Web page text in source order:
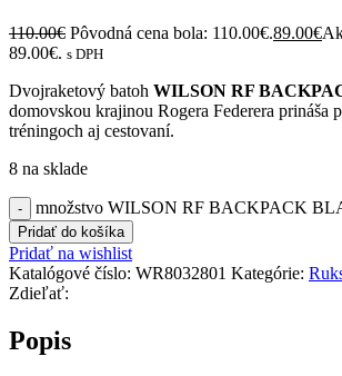
110.00€ Pôvodná cena bola: 110.00€.89.00€
89.00€. s DPH
Dvojraketový batoh WILSON RF
domovskou krajinou Rogera Federera prináša
tréningoch aj cestovaní.
8 na sklade
množstvo WILSON RF BACKPACK
Pridať do košíka
Pridať na wishlist
Katalógové číslo: WR8032801 Kategórie:
Zdieľať:
Popis